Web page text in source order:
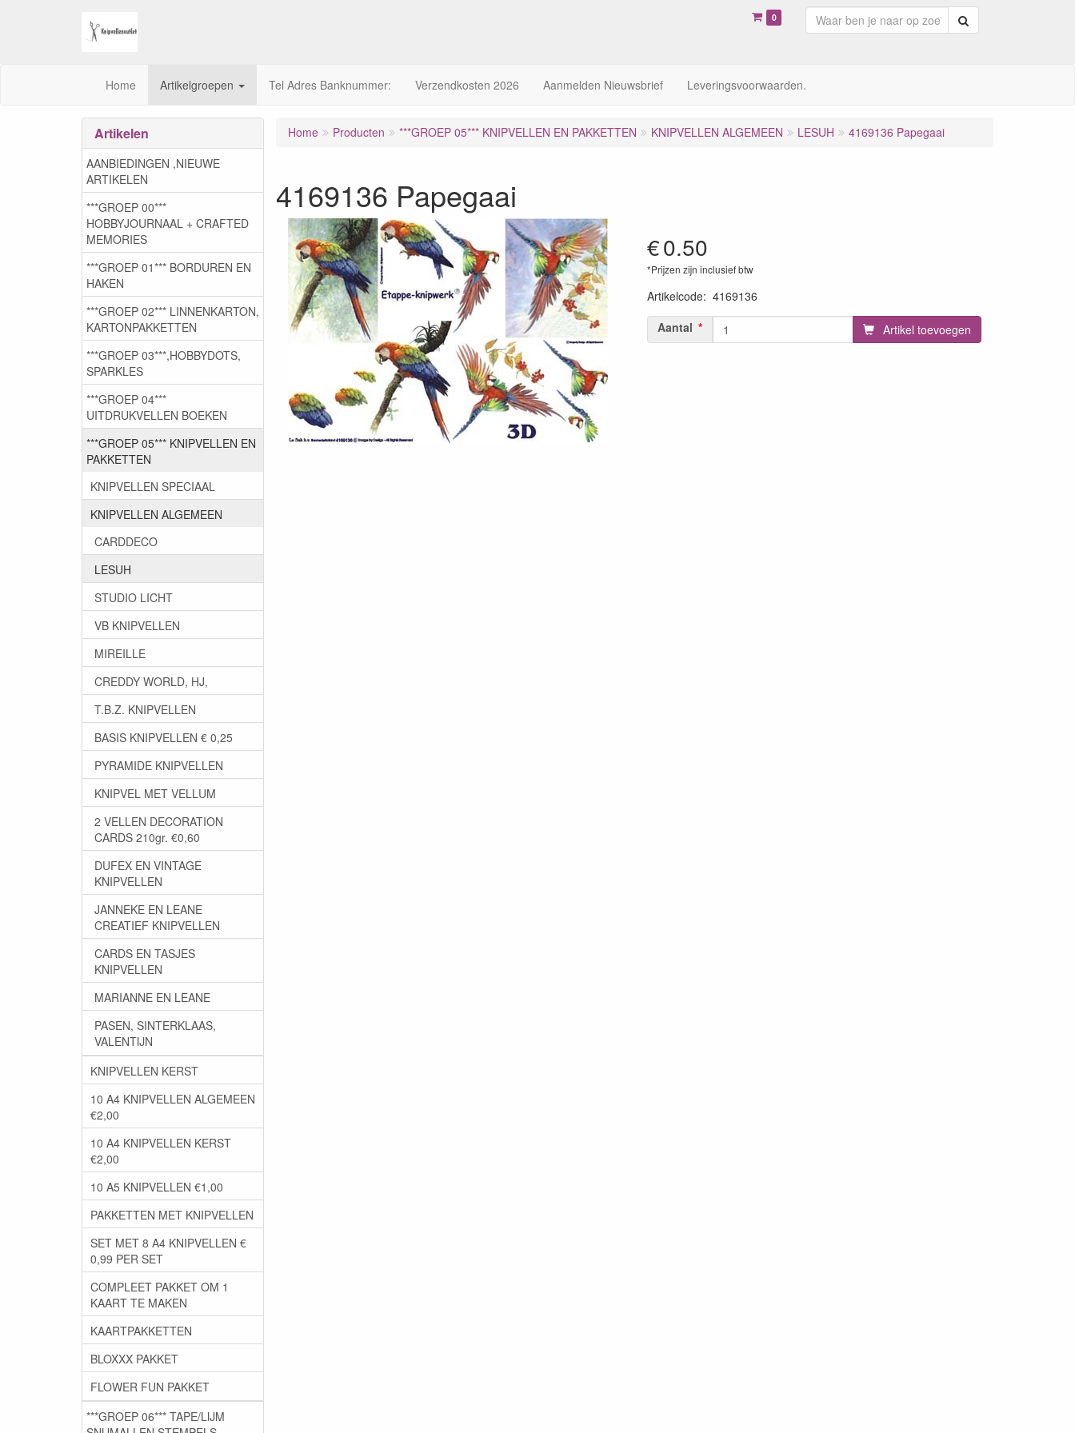
0
Home Artikelgroepen Tel Adres Banknummer: Verzendkosten 2026 Aanmelden Nieuwsbrief Leveringsvoorwaarden.
Home Producten ***GROEP 05*** KNIPVELLEN EN PAKKETTEN KNIPVELLEN ALGEMEEN LESUH 4169136 Papegaai
4169136 Papegaai
€0.50
*Prijzen zijn inclusief btw
Artikelcode: 4169136
Aantal
Artikel toevoegen
Artikelen
AANBIEDINGEN ,NIEUWE
ARTIKELEN
***GROEP 00***
HOBBYJOURNAAL + CRAFTED
MEMORIES
***GROEP 01*** BORDUREN EN
HAKEN
***GROEP 02*** LINNENKARTON,
KARTONPAKKETTEN
***GROEP 03***,HOBBYDOTS,
SPARKLES
***GROEP 04***
UITDRUKVELLEN BOEKEN
***GROEP 05*** KNIPVELLEN EN
PAKKETTEN
KNIPVELLEN SPECIAAL
KNIPVELLEN ALGEMEEN
CARDDECO
LESUH
STUDIO LICHT
VB KNIPVELLEN
MIREILLE
CREDDY WORLD, HJ,
T.B.Z. KNIPVELLEN
BASIS KNIPVELLEN € 0,25
PYRAMIDE KNIPVELLEN
KNIPVEL MET VELLUM
2 VELLEN DECORATION
CARDS 210gr. €0,60
DUFEX EN VINTAGE
KNIPVELLEN
JANNEKE EN LEANE
CREATIEF KNIPVELLEN
CARDS EN TASJES
KNIPVELLEN
MARIANNE EN LEANE
PASEN, SINTERKLAAS,
VALENTIJN
KNIPVELLEN KERST
10 A4 KNIPVELLEN ALGEMEEN
€2,00
10 A4 KNIPVELLEN KERST
€2,00
10 A5 KNIPVELLEN €1,00
PAKKETTEN MET KNIPVELLEN
SET MET 8 A4 KNIPVELLEN €
0,99 PER SET
COMPLEET PAKKET OM 1
KAART TE MAKEN
KAARTPAKKETTEN
BLOXXX PAKKET
FLOWER FUN PAKKET
***GROEP 06*** TAPE/LIJM